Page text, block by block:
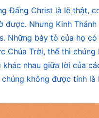
tồn tại, Y-sơ-ra-ên
toàn nhân loại. Y-
qua dân sự
thể lợi dụng lòng
không chịu sự hình
sẽ không dễ dàng
Đấng Christ là lẽ thật,
được. Nhưng Kinh
Những bày tỏ của họ
Chúa Trời, thế thì
nhau giữa lời của
không được tính